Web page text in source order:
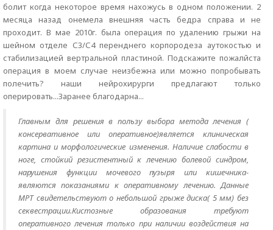
болит когда некоторое время нахожусь в одном положении. 2
месяца назад онемела внешняя часть бедра справа и не
проходит. В мае 2010г. была операция по удалению грыжи на
шейном отделе С3/С4 перенднего корпородеза аутокостью и
стабилизацией вертральной пластиной. Подскажите пожалйста
операция в моем случае неизбежна или можно попробывать
полечить? наши нейрохирурги предлагают только
оперировать...Заранее благодарна...
Главным для решения в пользу выбора метода лечения (
консервативное или оперативное)является клиническая
картина и морфологические изменения. Наличие слабости в
ноге, стойкий резистентный к лечению болевой синдром,
нарушения функции мочевого пузыря или кишечника-
являются показаниями к оперативному лечению. Данные
МРТ свидетельствуют о небольшой грыже диска( 5 мм) без
секвестрации.Кистозные образования требуют
оперативного лечения только при наличии воздействия на